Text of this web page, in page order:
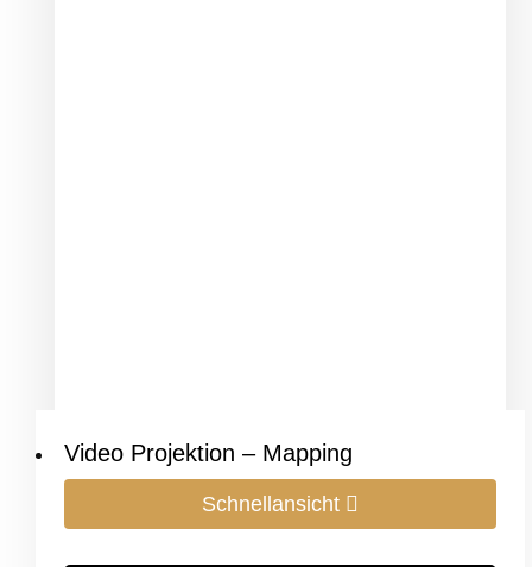
Video Projektion – Mapping
Schnellansicht